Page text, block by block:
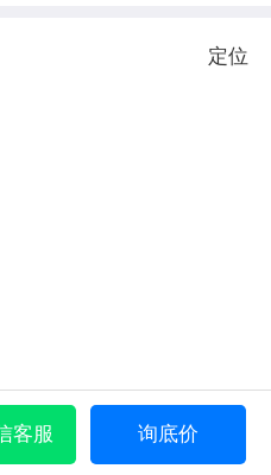
定位
客服 询底价